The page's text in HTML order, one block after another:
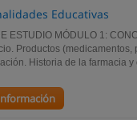
Educativas
ESTUDIO MÓDULO 1:
Productos
Historia de la farmacia